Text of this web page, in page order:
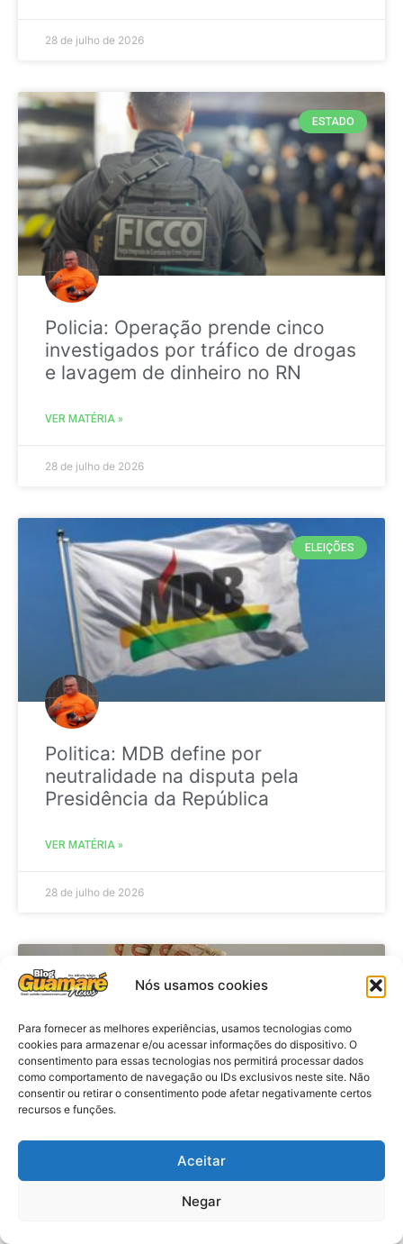
Nós usamos cookies
Para fornecer as melhores experiências, usamos tecnologias como
cookies para armazenar e/ou acessar informações do dispositivo. O
consentimento para essas tecnologias nos permitirá processar dados
como comportamento de navegação ou IDs exclusivos neste site. Não
consentir ou retirar o consentimento pode afetar negativamente certos
recursos e funções.
Aceitar
Negar
28 de julho de 2026
ESTADO
Policia: Operação prende cinco
investigados por tráfico de drogas
e lavagem de dinheiro no RN
VER MATÉRIA »
28 de julho de 2026
ELEIÇÕES
Politica: MDB define por
neutralidade na disputa pela
Presidência da República
VER MATÉRIA »
28 de julho de 2026
Economia: Beneficiários com NIS
de final 7 recebem Bolsa Família